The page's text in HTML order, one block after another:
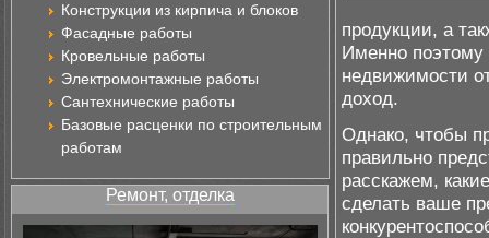
Конструкции из кирпича и блоков
Фасадные работы
Кровельные работы
Электромонтажные работы
Сантехнические работы
Базовые расценки по строительным
работам
Ремонт, отделка
продукции, а
Именно поэтому
недвижимости
доход.
Однако, чтобы
правильно
расскажем,
сделать ваше